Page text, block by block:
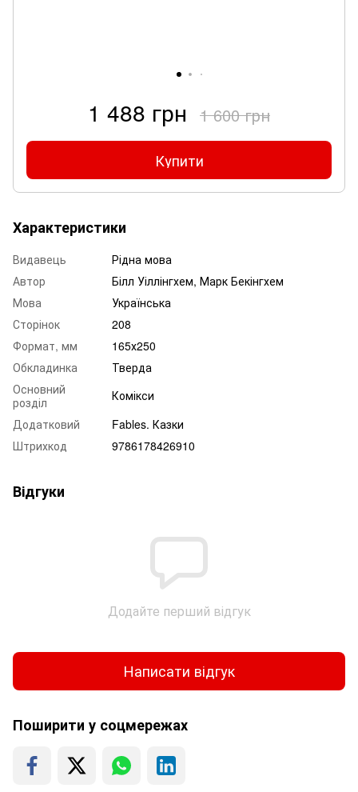
1 488 грн 1 600 грн
Купити
Характеристики
Видавець
Рідна мова
Автор
Білл Уіллінгхем, Марк Бекінгхем
Мова
Українська
Сторінок
208
Формат, мм
165х250
Обкладинка
Тверда
Основний
розділ
Комікси
Додатковий
Fables. Казки
Штрихкод
9786178426910
Відгуки
Додайте перший відгук
Написати відгук
Поширити у соцмережах